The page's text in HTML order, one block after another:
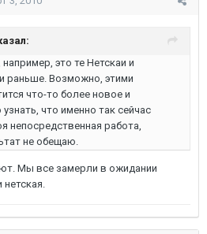
это те Нетскаи и
раньше. Возможно, этими
что-то более новое и
что именно так сейчас
непосредственная работа,
не обещаю.
Мы все замерли в ожидании